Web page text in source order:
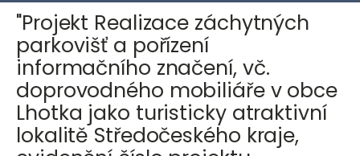
"Projekt Realizace záchytných
parkovišť a pořízení
informačního značení, vč.
doprovodného mobiliáře v obce
Lhotka jako turisticky atraktivní
lokalitě Středočeského kraje,